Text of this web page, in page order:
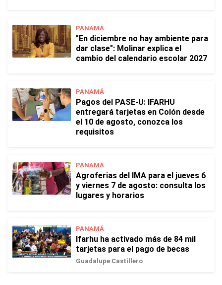
PANAMÁ
"En diciembre no hay ambiente para
dar clase": Molinar explica el
cambio del calendario escolar 2027
PANAMÁ
Pagos del PASE-U: IFARHU
entregará tarjetas en Colón desde
el 10 de agosto, conozca los
requisitos
PANAMÁ
Agroferias del IMA para el jueves 6
y viernes 7 de agosto: consulta los
lugares y horarios
PANAMÁ
Ifarhu ha activado más de 84 mil
tarjetas para el pago de becas
Guadalupe Castillero